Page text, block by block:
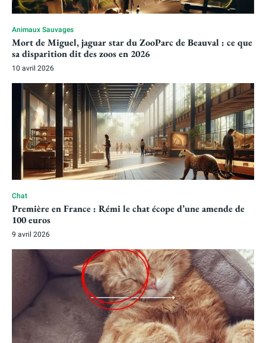
Animaux Sauvages
Mort de Miguel, jaguar star du ZooParc de Beauval : ce que
sa disparition dit des zoos en 2026
10 avril 2026
Chat
Première en France : Rémi le chat écope d’une amende de
100 euros
9 avril 2026